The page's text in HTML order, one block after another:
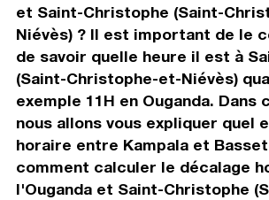
et Saint-Christophe (Saint-
Niévès) ? Il est important de le
de savoir quelle heure il est à
(Saint-Christophe-et-Niévès)
exemple 11H en Ouganda.
nous allons vous expliquer quel
horaire entre Kampala et
comment calculer le décalage
l'Ouganda et Saint-Christophe